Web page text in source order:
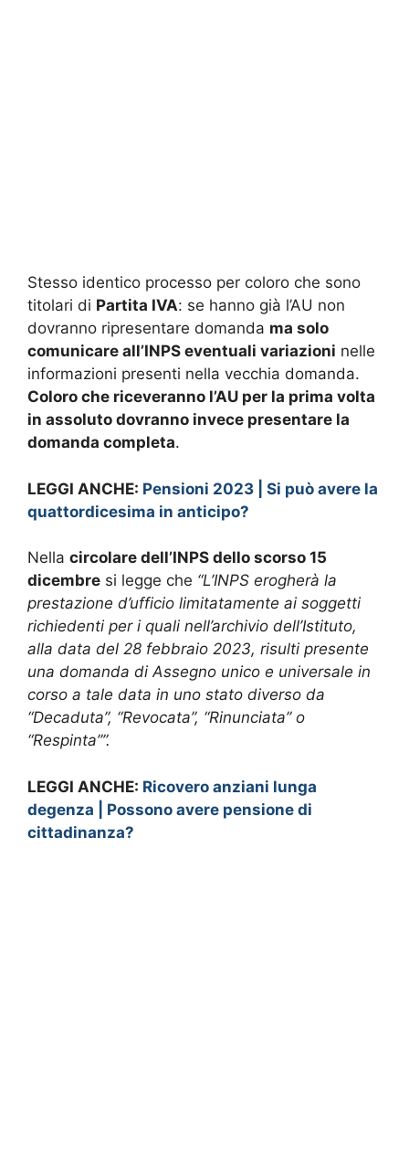
Stesso identico processo per coloro che sono
titolari di Partita IVA: se hanno già l’AU non
dovranno ripresentare domanda ma solo
comunicare all’INPS eventuali variazioni nelle
informazioni presenti nella vecchia domanda.
Coloro che riceveranno l’AU per la prima volta
in assoluto dovranno invece presentare la
domanda completa.
LEGGI ANCHE: Pensioni 2023 | Si può avere la
quattordicesima in anticipo?
Nella circolare dell’INPS dello scorso 15
dicembre si legge che “L’INPS erogherà la
prestazione d’ufficio limitatamente ai soggetti
richiedenti per i quali nell’archivio dell’Istituto,
alla data del 28 febbraio 2023, risulti presente
una domanda di Assegno unico e universale in
corso a tale data in uno stato diverso da
“Decaduta”, “Revocata”, “Rinunciata” o
“Respinta””.
LEGGI ANCHE: Ricovero anziani lunga
degenza | Possono avere pensione di
cittadinanza?